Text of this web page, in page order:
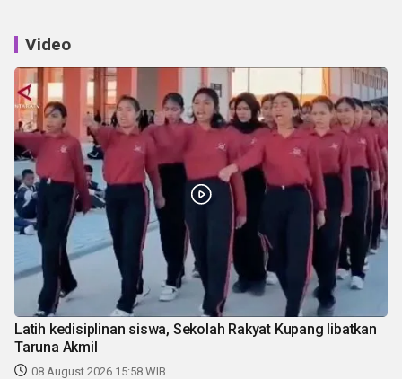
Video
Latih kedisiplinan siswa, Sekolah Rakyat Kupang libatkan
Taruna Akmil
08 August 2026 15:58 WIB